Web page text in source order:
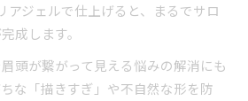
アジェルで仕上げると、まるでサロ
成します。
頭が繋がって見える悩みの解消にも
な「描きすぎ」や不自然な形を防